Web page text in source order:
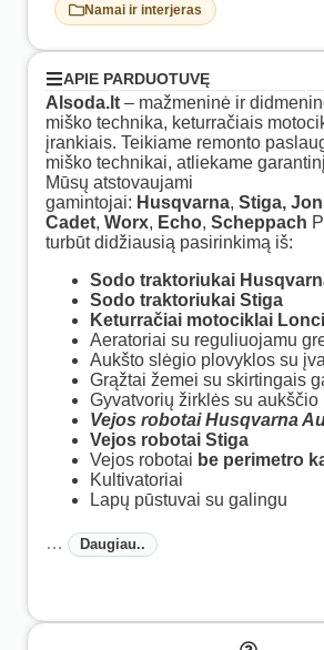
Namai ir interjeras
APIE PARDUOTUVĘ
Alsoda.lt – mažmeninė ir
miško technika, keturračiais
įrankiais. Teikiame remonto
miško technikai, atliekame
Mūsų atstovaujami
gamintojai: Husqvarna, Stiga,
Cadet, Worx, Echo, Scheppach
turbūt didžiausią pasirinkimą iš:
Sodo traktoriukai
Sodo traktoriukai Stiga
Keturračiai motociklai
Aeratoriai su reguliuojamu
Aukšto slėgio plovyklos su
Grąžtai žemei su skirtingais
Gyvatvorių žirklės su aukščio
Vejos robotai Husqvarna
Vejos robotai Stiga
Vejos robotai be perimetro
Kultivatoriai
Lapų pūstuvai su galingu
… Daugiau..